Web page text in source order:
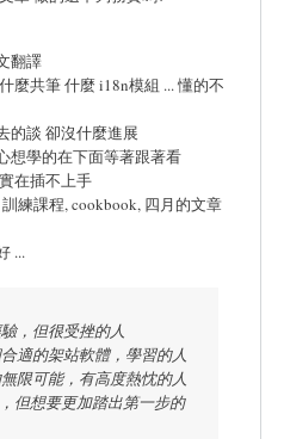
翻譯
麼共筆 什麼 i18n模組 ... 懂的不
的談 卻沒什麼進展
想學的在下面等著跟著看
在插不上手
練課程, cookbook, 四月的文章
...
，但很受挫的人
適的架站軟體，學習的人
限可能，有高度熱忱的人
但想要更加踏出第一步的